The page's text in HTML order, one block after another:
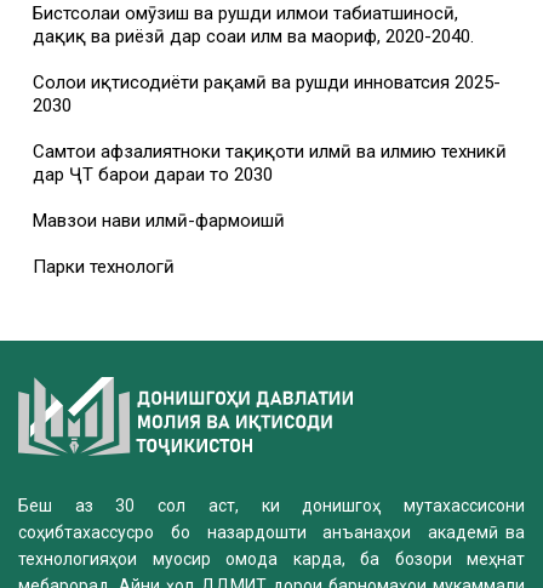
Бистсолаи омӯзиш ва рушди илмҳои табиатшиносӣ,
дақиқ ва риёзӣ дар соҳаи илм ва маориф, 2020-2040.
Солҳои иқтисодиёти рақамӣ ва рушди инноватсия 2025-
2030
Самтҳои афзалиятноки таҳқиқоти илмӣ ва илмию техникӣ
дар ҶТ барои дараи то 2030
Мавзҳои нави илмӣ-фармоишӣ
Парки технологӣ
Беш аз 30 сол аст, ки донишгоҳ мутахассисони
соҳибтахассусро бо назардошти анъанаҳои академӣ ва
технологияҳои муосир омода карда, ба бозори меҳнат